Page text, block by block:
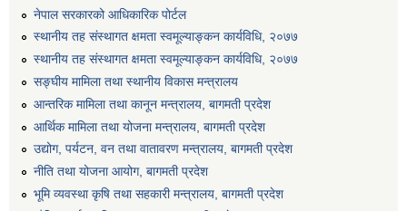
नेपाल सरकारको आधिकारिक पोर्टल
स्थानीय तह संस्थागत क्षमता स्वमूल्याङ्कन कार्यविधि, २०७७
स्थानीय तह संस्थागत क्षमता स्वमूल्याङ्कन कार्यविधि, २०७७
सङ्घीय मामिला तथा स्थानीय विकास मन्त्रालय
आन्तरिक मामिला तथा कानून मन्त्रालय, बागमती प्रदेश
आर्थिक मामिला तथा योजना मन्त्रालय, बागमती प्रदेश
उद्योग, पर्यटन, वन तथा वातावरण मन्त्रालय, बागमती प्रदेश
नीति तथा योजना आयोग, बागमती प्रदेश
भूमि व्यवस्था कृषि तथा सहकारी मन्त्रालय, बागमती प्रदेश